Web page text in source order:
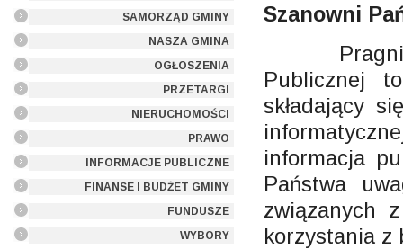
SAMORZĄD GMINY
NASZA GMINA
OGŁOSZENIA
PRZETARGI
NIERUCHOMOŚCI
PRAWO
INFORMACJE PUBLICZNE
FINANSE I BUDŻET GMINY
FUNDUSZE
WYBORY
Szanowni
Publicznej
składający
informacja
Państwa
związanych
korzystania z